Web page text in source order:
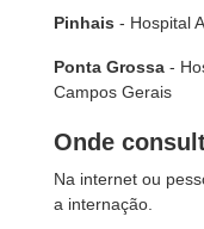
Pinhais - Hospital
Ponta Grossa -
Campos Gerais
Onde
Na internet ou
a internação.